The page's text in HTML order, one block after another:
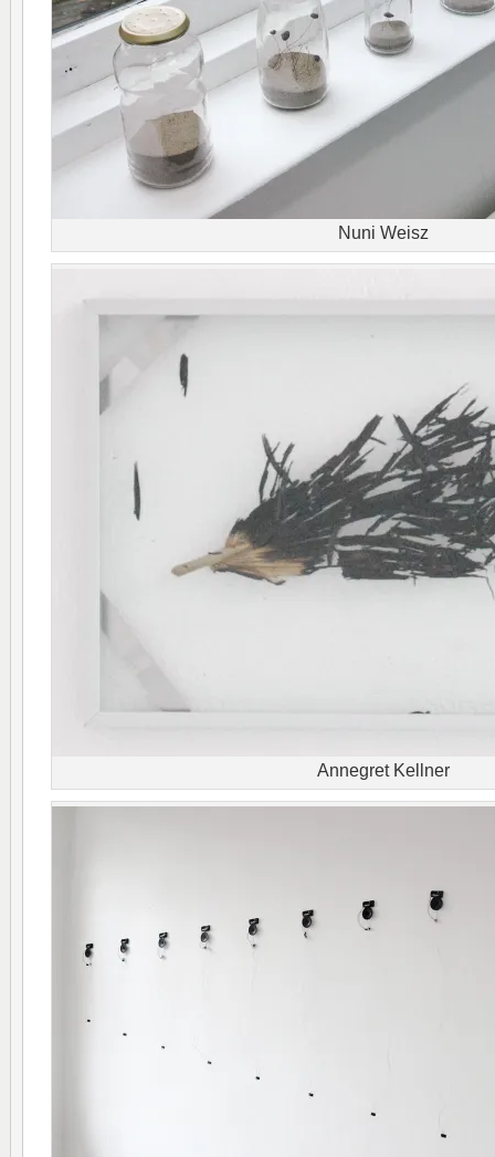
Nuni Weisz
Annegret Kellner